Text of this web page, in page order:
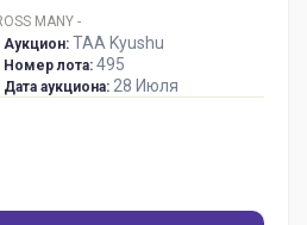
MANY -
Аукцион: TAA Kyushu
Номер лота: 495
Дата аукциона: 28 Июля